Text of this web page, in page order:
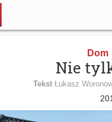
Dom
Nie
TekstŁukasz